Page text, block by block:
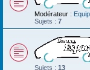
Modérateur :
Sujets : 7
Sujets : 13